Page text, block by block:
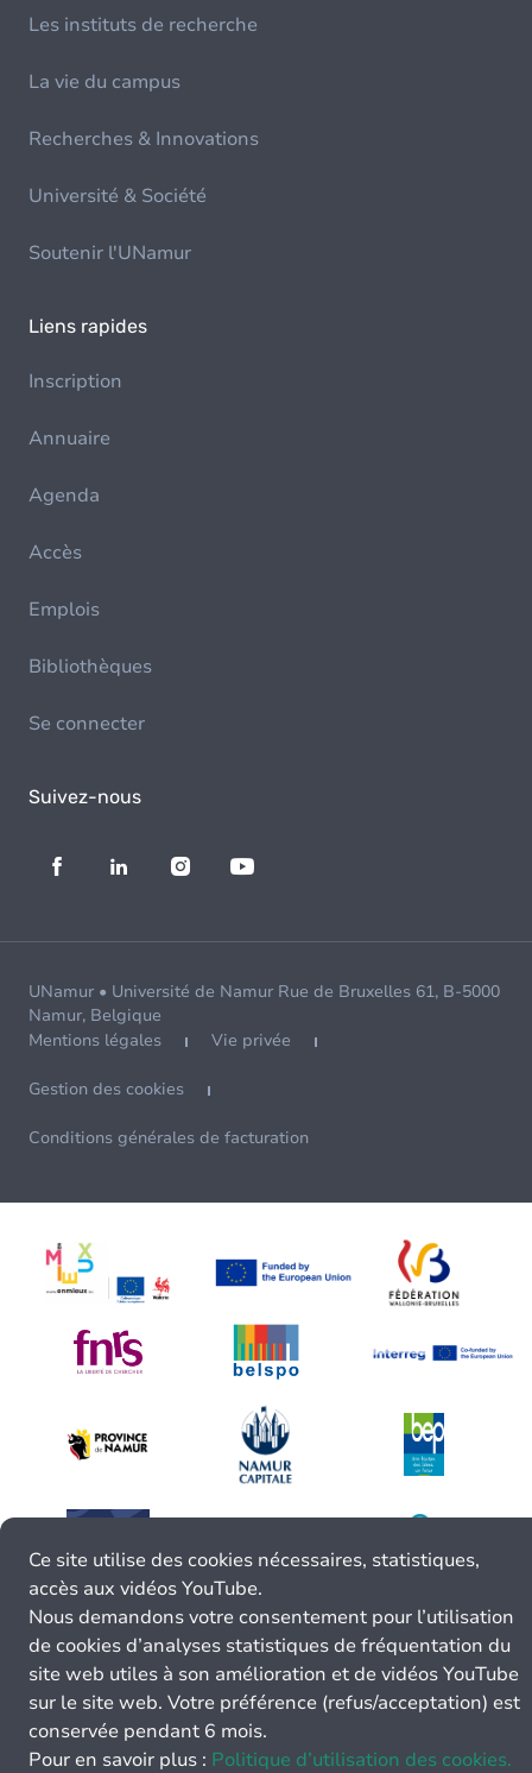
Les instituts de recherche
La vie du campus
Recherches & Innovations
Université & Société
Soutenir l'UNamur
Liens rapides
Inscription
Annuaire
Agenda
Accès
Emplois
Bibliothèques
Se connecter
Suivez-nous
UNamur • Université de Namur Rue de Bruxelles 61, B-5000
Namur, Belgique
Mentions légales
Vie privée
Gestion des cookies
Conditions générales de facturation
Ce site utilise des cookies nécessaires, statistiques,
accès aux vidéos YouTube.
Nous demandons votre consentement pour l’utilisation
de cookies d’analyses statistiques de fréquentation du
site web utiles à son amélioration et de vidéos YouTube
sur le site web. Votre préférence (refus/acceptation) est
conservée pendant 6 mois.
Pour en savoir plus : Politique d’utilisation des cookies.